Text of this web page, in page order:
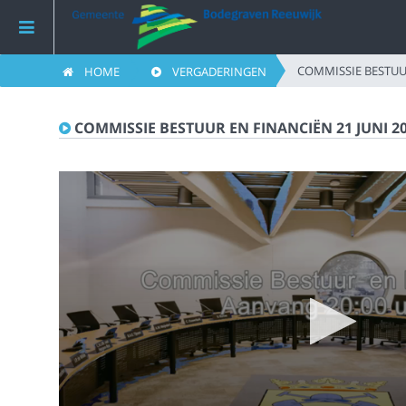
Home
Vergaderingen
Live vergaderingen
HOME VERGADERINGEN COMMISSIE
COMMISSIE BESTUUR EN FINANCIËN 21 JUNI